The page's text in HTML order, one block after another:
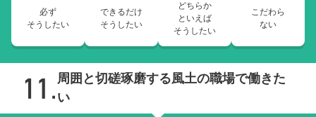
必ず
そうしたい
できるだけ
そうしたい
どちらか
といえば
そうしたい
こだわら
ない
周囲と切磋琢磨する風土の職場で働きた
い